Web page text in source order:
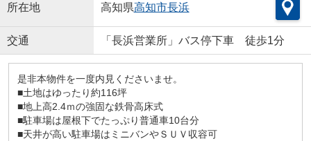
所在地 高知県高知市長浜
交通 「長浜営業所」バス停下車 徒歩1分
是非本物件を一度内見くださいませ。
■土地はゆったり約116坪
■地上高2.4ｍの強固な鉄骨高床式
■駐車場は屋根下でたっぷり普通車10台分
■天井が高い駐車場はミニバンやＳＵＶ収容可